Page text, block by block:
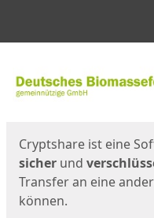
Cryptshare ist eine
sicher und
Transfer an eine
können.